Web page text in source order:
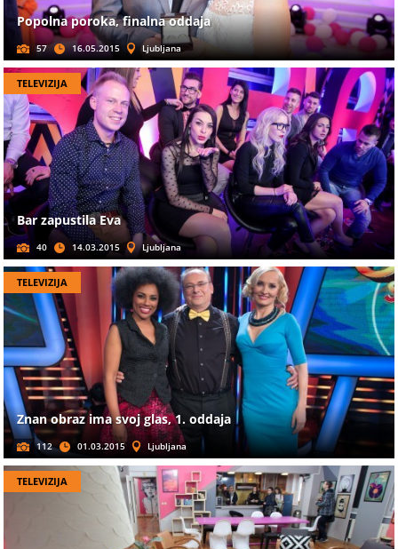
Popolna poroka, finalna oddaja
57 16.05.2015 Ljubljana
TELEVIZIJA
Bar zapustila Eva
40 14.03.2015 Ljubljana
TELEVIZIJA
Znan obraz ima svoj glas, 1. oddaja
112 01.03.2015 Ljubljana
TELEVIZIJA